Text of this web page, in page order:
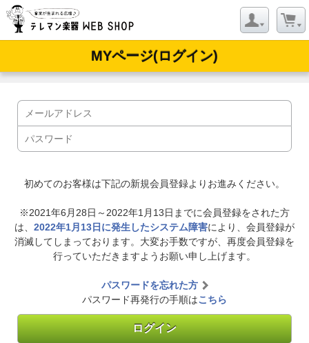
MYページ(ログイン)
初めてのお客様は下記の新規会員登録よりお進みください。
※2021年6月28日～2022年1月13日までに会員登録をされた方
は、 2022年1月13日に発生したシステム障害により、会員登録が
消滅してしまっております。大変お手数ですが、再度会員登録を
行っていただきますようお願い申し上げます。
パスワードを忘れた方
パスワード再発行の手順はこちら